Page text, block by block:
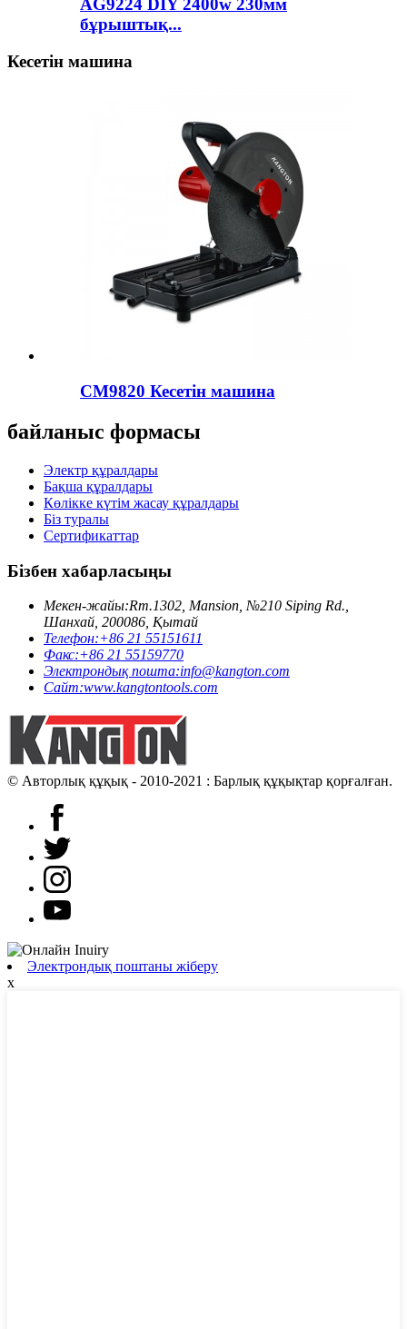
AG9224 DIY 2400w 230мм
бұрыштық...
Кесетін машина
CM9820 Кесетін машина
байланыс формасы
Электр құралдары
Бақша құралдары
Көлікке күтім жасау құралдары
Біз туралы
Сертификаттар
Бізбен хабарласыңы
Мекен-жайы:Rm.1302, Mansion, №210 Siping Rd.,
Шанхай, 200086, Қытай
Телефон:+86 21 55151611
Факс:+86 21 55159770
Электрондық пошта:info@kangton.com
Сайт:www.kangtontools.com
© Авторлық құқық - 2010-2021 : Барлық құқықтар қорғалған.
Электрондық поштаны жіберу
x